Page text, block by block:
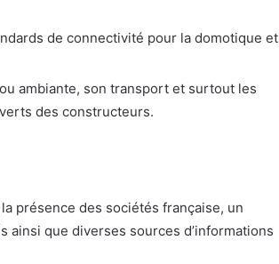
de connectivité pour la domotique et
ambiante, son transport et surtout les
des constructeurs.
présence des sociétés française, un
que diverses sources d’informations